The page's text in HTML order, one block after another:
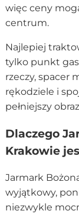
więc ceny
centrum.
Najlepiej
tylko punkt
rzeczy, spacer
rękodziele i
pełniejszy
Dlaczego
Krakowie
Jarmark
wyjątkowy,
niezwykle